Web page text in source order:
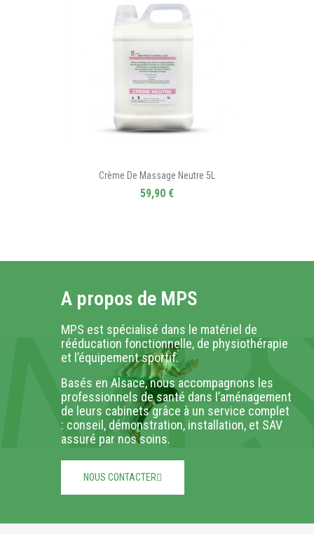
Crème De Massage Neutre 5L
59,90 €
A propos de MPS
MPS est spécialisé dans le matériel de
rééducation fonctionnelle, de physiothérapie
et l’équipement sportif.
Basés en Alsace, nous accompagnons les
professionnels de santé dans l’aménagement
de leurs cabinets grâce à un service complet
: conseil, démonstration, installation, et SAV
assuré par nos soins.
NOUS CONTACTER